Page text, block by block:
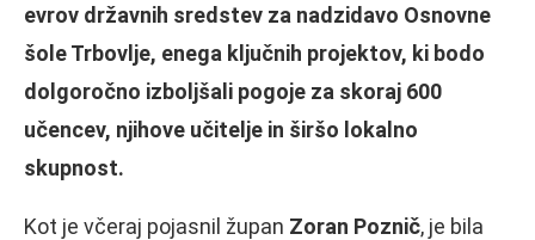
evrov državnih sredstev za nadzidavo Osnovne
šole Trbovlje, enega ključnih projektov, ki bodo
dolgoročno izboljšali pogoje za skoraj 600
učencev, njihove učitelje in širšo lokalno
skupnost.
Kot je včeraj pojasnil župan Zoran Poznič, je bila